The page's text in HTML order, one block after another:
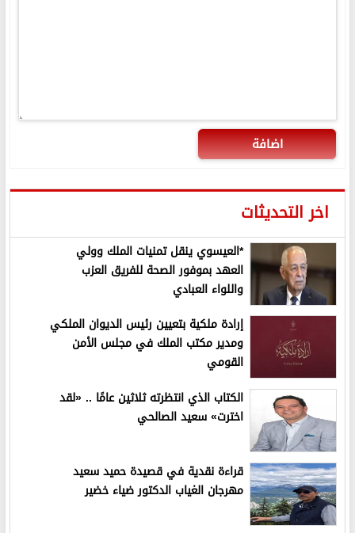
اضافة
اخر التحديثات
*العيسوي ينقل تمنيات الملك وولي
العهد بموفور الصحة للفريق العزب
واللواء العبادي
إرادة ملكية بتعيين رئيس الديوان الملكي
ومدير مكتب الملك في مجلس الأمن
القومي
الكتاب الذي انتظرته ثلاثين عامًا .. «لقد
اخترت» سعيد الصالحي
قراءة نقدية في قصيدة حميد سعيد
مهرجان الغياب الدكتور ضياء خضير